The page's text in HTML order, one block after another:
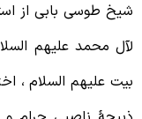
طوسی بابی از
محمد علیهم